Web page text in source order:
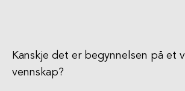
Kanskje det er begynnelsen på et
vennskap?